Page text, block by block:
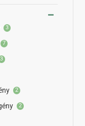
3
7
3
2
2